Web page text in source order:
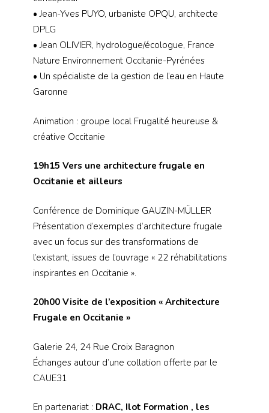
• Jean-Yves PUYO, urbaniste OPQU, architecte
DPLG
• Jean OLIVIER, hydrologue/écologue, France
Nature Environnement Occitanie-Pyrénées
• Un spécialiste de la gestion de l’eau en Haute
Garonne
Animation : groupe local Frugalité heureuse &
créative Occitanie
19h15 Vers une architecture frugale en
Occitanie et ailleurs
Conférence de Dominique GAUZIN-MÜLLER
Présentation d’exemples d’architecture frugale
avec un focus sur des transformations de
l’existant, issues de l’ouvrage « 22 réhabilitations
inspirantes en Occitanie ».
20h00 Visite de l’exposition « Architecture
Frugale en Occitanie »
Galerie 24, 24 Rue Croix Baragnon
Échanges autour d’une collation offerte par le
CAUE31
En partenariat : DRAC, Ilot Formation , les